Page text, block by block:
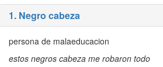
1. Negro cabeza
persona de malaeducacion
estos negros cabeza me robaron todo